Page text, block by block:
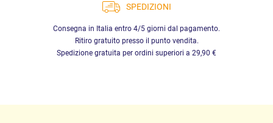
SPEDIZIONI
Consegna in Italia entro 4/5 giorni dal pagamento.
Ritiro gratuito presso il punto vendita.
Spedizione gratuita per ordini superiori a 29,90 €